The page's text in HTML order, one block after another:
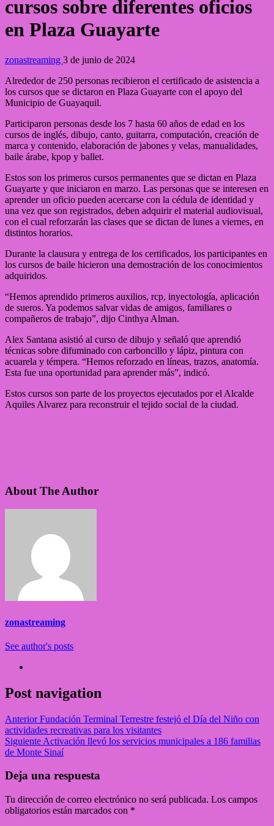
cursos sobre diferentes oficios
en Plaza Guayarte
zonastreaming 3 de junio de 2024
Alrededor de 250 personas recibieron el certificado de asistencia a
los cursos que se dictaron en Plaza Guayarte con el apoyo del
Municipio de Guayaquil.
Participaron personas desde los 7 hasta 60 años de edad en los
cursos de inglés, dibujo, canto, guitarra, computación, creación de
marca y contenido, elaboración de jabones y velas, manualidades,
baile árabe, kpop y ballet.
Estos son los primeros cursos permanentes que se dictan en Plaza
Guayarte y que iniciaron en marzo. Las personas que se interesen en
aprender un oficio pueden acercarse con la cédula de identidad y
una vez que son registrados, deben adquirir el material audiovisual,
con el cual reforzarán las clases que se dictan de lunes a viernes, en
distintos horarios.
Durante la clausura y entrega de los certificados, los participantes en
los cursos de baile hicieron una demostración de los conocimientos
adquiridos.
“Hemos aprendido primeros auxilios, rcp, inyectología, aplicación
de sueros. Ya podemos salvar vidas de amigos, familiares o
compañeros de trabajo”, dijo Cinthya Alman.
Alex Santana asistió al curso de dibujo y señaló que aprendió
técnicas sobre difuminado con carboncillo y lápiz, pintura con
acuarela y témpera. “Hemos reforzado en líneas, trazos, anatomía.
Esta fue una oportunidad para aprender más”, indicó.
Estos cursos son parte de los proyectos ejecutados por el Alcalde
Aquiles Alvarez para reconstruir el tejido social de la ciudad.
About The Author
zonastreaming
See author's posts
Post navigation
AnteriorFundación Terminal Terrestre festejó el Día del Niño con
actividades recreativas para los visitantes
Siguiente Activación llevó los servicios municipales a 186 familias
de Monte Sinaí
Deja una respuesta
Tu dirección de correo electrónico no será publicada. Los campos
obligatorios están marcados con *